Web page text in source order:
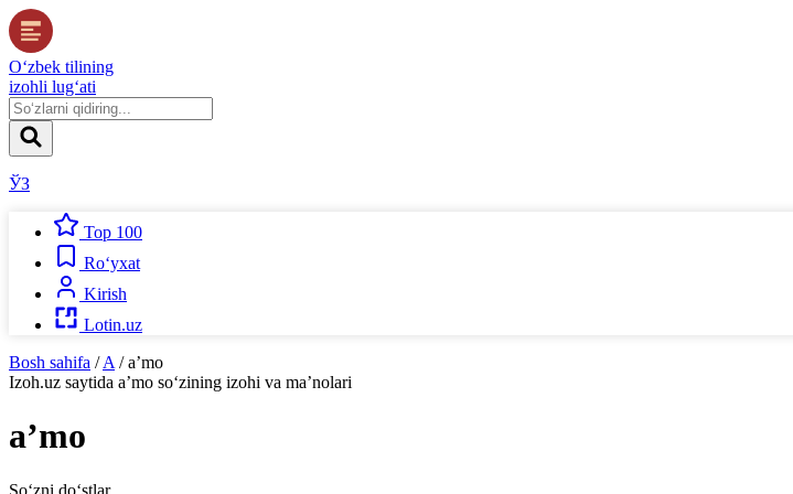
O‘zbek tilining
izohli lug‘ati
ЎЗ
Top 100
Ro‘yxat
Kirish
Lotin.uz
Bosh sahifa / A / aʼmo
Izoh.uz saytida aʼmo so‘zining izohi va ma’nolari
aʼmo
So‘zni do‘stlar